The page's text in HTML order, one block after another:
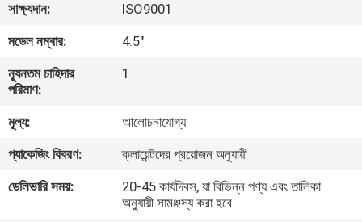
সম্পর্কে
কারখানা
মান
নিয়ন্ত্রণ
সাক্ষ্যদান:
ISO9001
মডেল নম্বার:
4.5"
ন্যূনতম চাহিদার
পরিমাণ:
1
মূল্য:
আলোচনাযোগ্য
প্যাকেজিং বিবরণ:
ক্লায়েন্টদের প্রয়োজন অনুযায়ী
ডেলিভারি সময়:
20-45 কার্যদিবস, যা বিভিন্ন পণ্য এবং তালিকা
অনুযায়ী সামঞ্জস্য করা হবে